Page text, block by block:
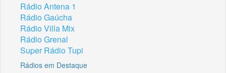
Rádio Antena 1
Rádio Gaúcha
Rádio Villa Mix
Rádio Grenal
Super Rádio Tupi
Rádios em Destaque